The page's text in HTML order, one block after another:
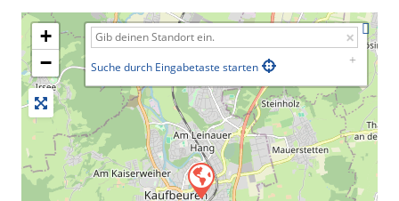
+
−
Suche durch Eingabetaste starten